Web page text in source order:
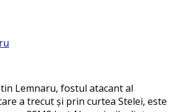
Lemnaru, fostul atacant al
a trecut și prin curtea Stelei, este